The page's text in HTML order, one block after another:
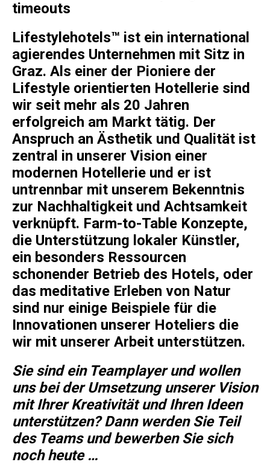
Mexico
Niederlande
Österreich
Portugal
Schweden
Spanien
Schweiz
USA
Our Story
Kontakt
Impressum
Adventkalender
timeouts
Lifestylehotels™ ist ein international
agierendes Unternehmen mit Sitz in
Graz. Als einer der Pioniere der
Lifestyle orientierten Hotellerie sind
wir seit mehr als 20 Jahren
erfolgreich am Markt tätig. Der
Anspruch an Ästhetik und Qualität ist
zentral in unserer Vision einer
modernen Hotellerie und er ist
untrennbar mit unserem Bekenntnis
zur Nachhaltigkeit und Achtsamkeit
verknüpft. Farm-to-Table Konzepte,
die Unterstützung lokaler Künstler,
ein besonders Ressourcen
schonender Betrieb des Hotels, oder
das meditative Erleben von Natur
sind nur einige Beispiele für die
Innovationen unserer Hoteliers die
wir mit unserer Arbeit unterstützen.
Sie sind ein Teamplayer und wollen
uns bei der Umsetzung unserer Vision
mit Ihrer Kreativität und Ihren Ideen
unterstützen? Dann werden Sie Teil
des Teams und bewerben Sie sich
noch heute …